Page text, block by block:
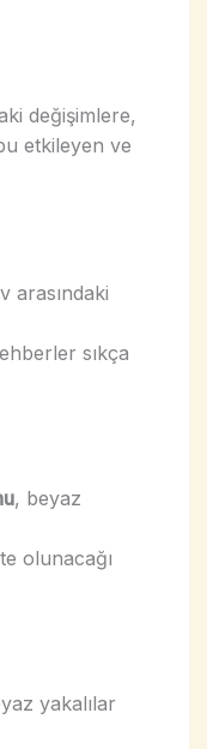
değişimlere,
etkileyen ve
arasındaki
sıkça
, beyaz
olunacağı
yakalılar